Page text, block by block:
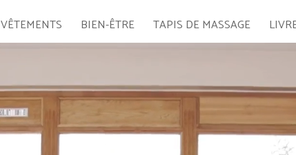
VÊTEMENTS BIEN-ÊTRE TAPIS DE MASSAGE